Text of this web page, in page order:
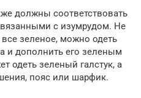
должны соответствовать
с изумрудом. Не
зеленое, можно одеть
и дополнить его зеленым
одеть зеленый галстук, а
пояс или шарфик.